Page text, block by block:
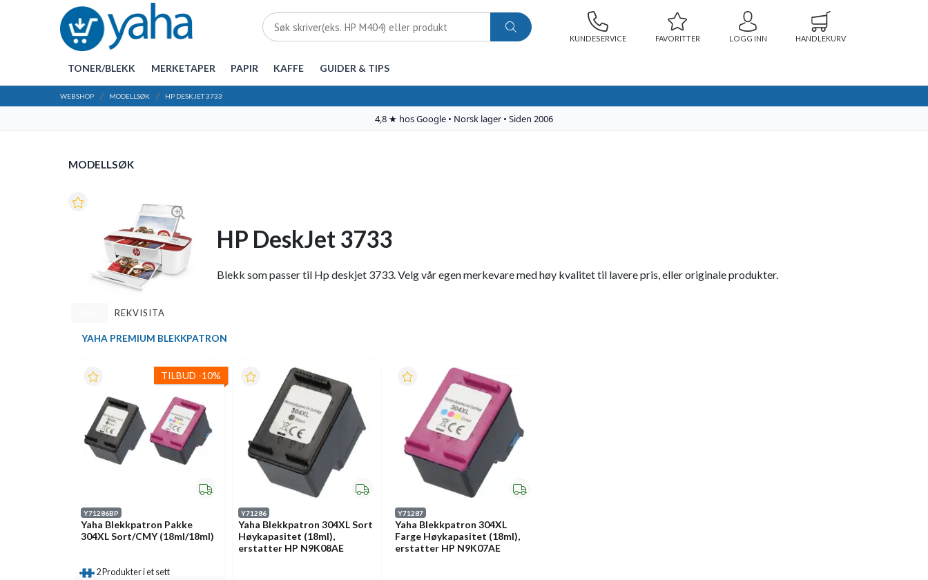
KUNDESERVICE FAVORITTER LOGG INN HANDLEKURV
TONER/BLEKK MERKETAPER PAPIR KAFFE GUIDER & TIPS
WEBSHOP MODELLSØK HP DESKJET 3733
MODELLSØK
HP DeskJet 3733
Blekk som passer til Hp deskjet 3733. Velg vår egen merkevare med høy kvalitet til lavere pris, eller originale produkter.
REKVISITA
YAHA PREMIUM BLEKKPATRON
TILBUD -10%
Y71286BP
Yaha Blekkpatron Pakke
304XL Sort/CMY (18ml/18ml)
2 Produkter i et sett
Y71286
Yaha Blekkpatron 304XL Sort
Høykapasitet (18ml),
erstatter HP N9K08AE
Y71287
Yaha Blekkpatron 304XL
Farge Høykapasitet (18ml),
erstatter HP N9K07AE